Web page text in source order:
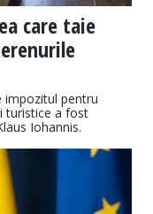
care taie
impozitul pentru
turistice a fost
Iohannis.